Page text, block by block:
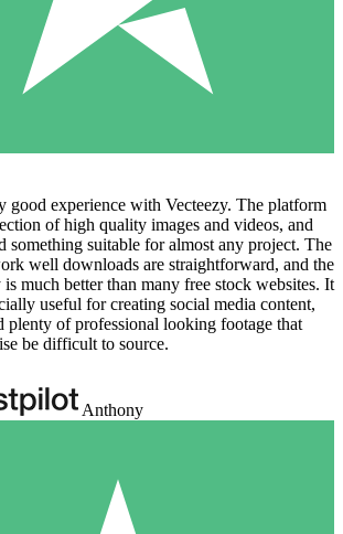
good experience with Vecteezy. The platform
of high quality images and videos, and
something suitable for almost any project. The
well downloads are straightforward, and the
much better than many free stock websites. It
useful for creating social media content,
plenty of professional looking footage that
be difficult to source.
Anthony